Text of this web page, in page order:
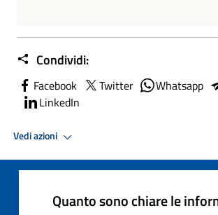
Condividi:
Facebook Twitter Whatsapp
LinkedIn
Vedi azioni
Quanto sono chiare le